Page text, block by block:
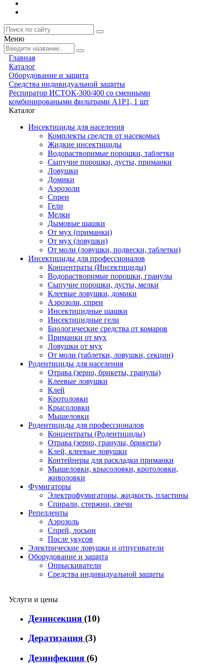
Меню
Главная
Каталог
Оборудование и защита
Средства индивидуальной защиты
Респиратор ИСТОК-300/400 со сменными
комбинироваными фильтрами A1P1, 1 шт
Каталог
Инсектициды для населения
Комплекты средств от насекомых
Жидкие инсектициды
Водорастворимые порошки, таблетки
Сыпучие порошки, дусты, приманки
Ловушки
Домики
Аэрозоли
Спреи
Гели
Мелки
Дымовые шашки
От мух (приманки)
От мух (ловушки)
От моли (ловушки, подвески, таблетки)
Инсектициды для профессионалов
Концентраты (Инсектициды)
Водорастворимые порошки, гранулы
Сыпучие порошки, дусты, мелки
Клеевые ловушки, домики
Аэрозоли, спреи
Инсектицидные шашки
Инсектицидные гели
Биологические средства от комаров
Приманки от мух
Ловушки от мух
От моли (таблетки, ловушки, секции)
Родентициды для населения
Отрава (зерно, брикеты, гранулы)
Клеевые ловушки
Клей
Кротоловки
Крысоловки
Мышеловки
Родентициды для профессионалов
Концентраты (Родентициды)
Отрава (зерно, гранулы, брикеты)
Клей, клеевые ловушки
Контейнеры для раскладки приманки
Мышеловки, крысоловки, кротоловки,
живоловки
Фумигаторы
Электрофумигаторы, жидкость, пластины
Спирали, стержни, свечи
Репелленты
Аэрозоль
Спрей, лосьон
После укусов
Электрические ловушки и отпугиватели
Оборудование и защита
Опрыскиватели
Средства индивидуальной защиты
Услуги и цены
Дезинсекция (10)
Дератизация (3)
Дезинфекция (6)